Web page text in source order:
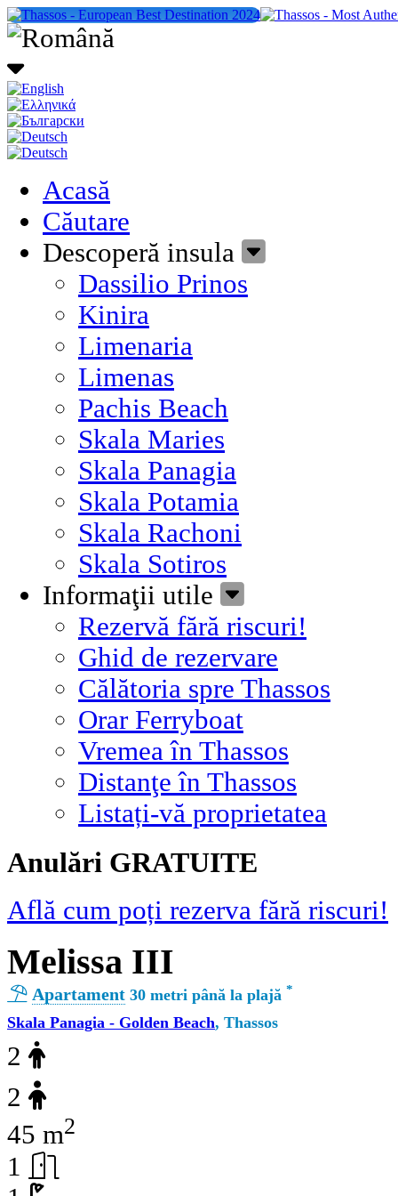
Acasă
Căutare
Descoperă insula
Dassilio Prinos
Kinira
Limenaria
Limenas
Pachis Beach
Skala Maries
Skala Panagia
Skala Potamia
Skala Rachoni
Skala Sotiros
Informaţii utile
Rezervă fără riscuri!
Ghid de rezervare
Călătoria spre Thassos
Orar Ferryboat
Vremea în Thassos
Distanţe în Thassos
Listați-vă proprietatea
Αnulări GRATUITE
Află cum poți rezerva fără riscuri!
Melissa III
Apartament 30 metri până la plajă *
Skala Panagia - Golden Beach, Thassos
2
2
45 m2
1